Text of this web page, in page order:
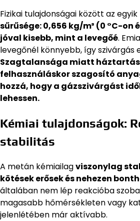
Fizikai tulajdonságai között az
sűrűsége: 0,656 kg/m³ (0 °C-on
jóval kisebb, mint a levegőé.
levegőnél könnyebb, így szivárgás
Szagtalansága miatt
felhasználáskor szagosító
hozzá, hogy a gázszivárgást
lehessen.
Kémiai tulajdonságok:
stabilitás
A metán kémiailagviszonylag
kötések erősek és nehezen
általában nem lép reakcióba
magasabb hőmérsékleten vagy
jelenlétében már aktívabb.